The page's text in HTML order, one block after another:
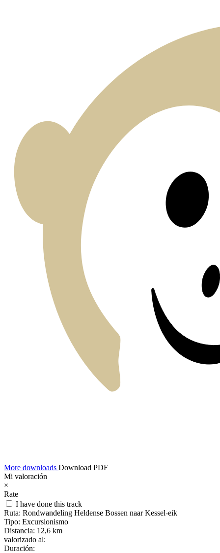
More downloads Download PDF
Mi valoración
×
Rate
I have done this track
Ruta: Rondwandeling Heldense Bossen naar Kessel-eik
Tipo: Excursionismo
Distancia: 12,6 km
valorizado al:
Duración: